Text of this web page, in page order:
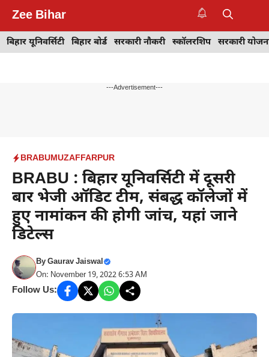
content
Zee Bihar
बिहार यूनिवर्सिटी बिहार बोर्ड सरकारी नौकरी स्कॉलरशिप सरकारी
---Advertisement---
BRABUMUZAFFARPUR
BRABU : बिहार यूनिवर्सिटी में दूसरी
बार भेजी ऑडिट टीम, संबद्ध कॉलेजों में
हुए नामांकन की होगी जांच, यहां जाने
डिटेल्स
ByGaurav Jaiswal
On: November 19, 2022 6:53 AM
Follow Us: